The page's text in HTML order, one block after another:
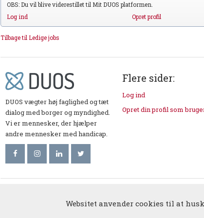
OBS: Du vil blive viderestillet til Mit DUOS platformen.
Log ind
Opret profil
Tilbage til Ledige jobs
DUOS vægter høj faglighed og tæt
dialog med borger og myndighed.
Vi er mennesker, der hjælper
andre mennesker med handicap.
Flere sider:
Log ind
Opret din profil som
Websitet anvender cookies til at